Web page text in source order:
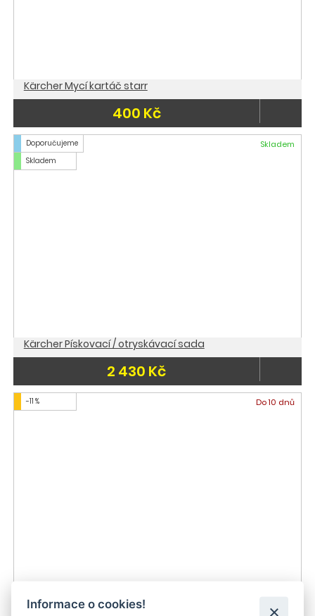
Kärcher Mycí kartáč starr
400 Kč
Doporučujeme
Skladem
Skladem
Kärcher Pískovací / otryskávací sada
2 430 Kč
-11 % Do 10 dnů
Vysokotlaký čistič Kärcher K 2
Informace o cookies!